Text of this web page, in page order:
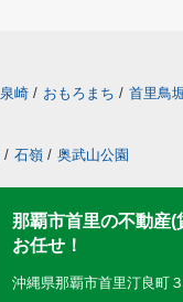
泉崎 / おもろまち / 首里鳥
/ 石嶺 / 奥武山公園
那覇市首里の不動産(
お任せ！
沖縄県那覇市首里汀良町